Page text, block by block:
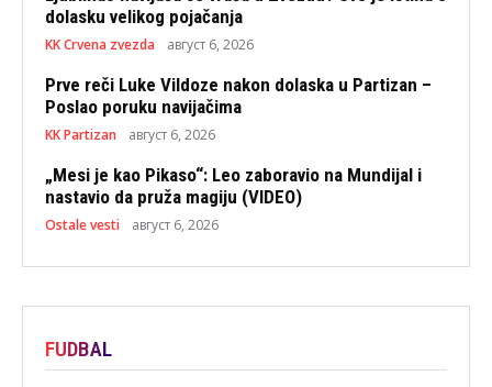
dolasku velikog pojačanja
KK Crvena zvezda август 6, 2026
Prve reči Luke Vildoze nakon dolaska u Partizan –
Poslao poruku navijačima
KK Partizan август 6, 2026
„Mesi je kao Pikaso“: Leo zaboravio na Mundijal i
nastavio da pruža magiju (VIDEO)
Ostale vesti август 6, 2026
FUDBAL